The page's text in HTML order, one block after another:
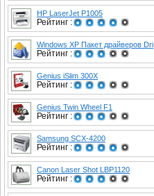
HP LaserJet P1005
Рейтинг :
Windows XP Пакет драйверов Dri
Рейтинг :
Genius iSlim 300X
Рейтинг :
Genius Twin Wheel F1
Рейтинг :
Samsung SCX-4200
Рейтинг :
Canon Laser Shot LBP1120
Рейтинг :